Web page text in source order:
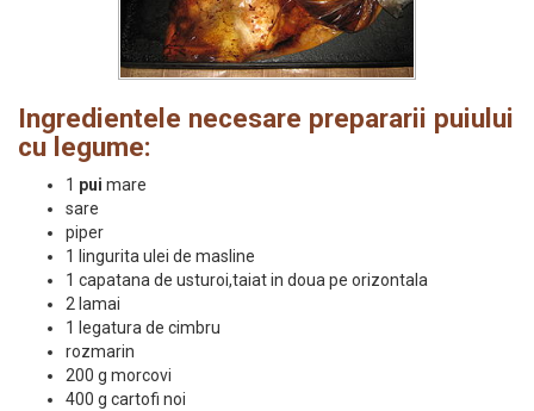
Ingredientele necesare prepararii puiului
cu legume:
1 pui mare
sare
piper
1 lingurita ulei de masline
1 capatana de usturoi,taiat in doua pe orizontala
2 lamai
1 legatura de cimbru
rozmarin
200 g morcovi
400 g cartofi noi